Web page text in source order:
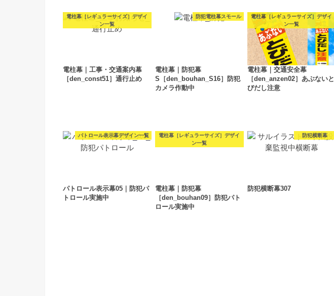
電柱幕［レギュラーサイズ］デザイ
ン一覧
電柱幕｜工事・交通案内幕
［den_const51］通行止め
防犯電柱幕スモール
電柱幕｜防犯幕
S［den_bouhan_S16］防犯
カメラ作動中
電柱幕［レギュラーサイズ］デザイ
ン一覧
電柱幕｜交通安全幕
［den_anzen02］あぶないと
びだし注意
パトロール表示幕デザイン一覧
パトロール表示幕05｜防犯パ
トロール実施中
電柱幕［レギュラーサイズ］デザイ
ン一覧
電柱幕｜防犯幕
［den_bouhan09］防犯パト
ロール実施中
防犯横断幕
防犯横断幕307